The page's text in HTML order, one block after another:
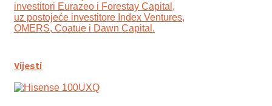
investitori Eurazeo i Forestay Capital,
uz postojeće investitore Index Ventures,
OMERS, Coatue i Dawn Capital.
Vijesti